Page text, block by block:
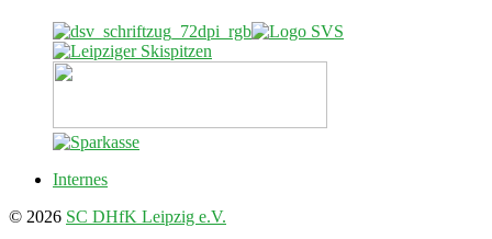
Internes
© 2026 SC DHfK Leipzig e.V.